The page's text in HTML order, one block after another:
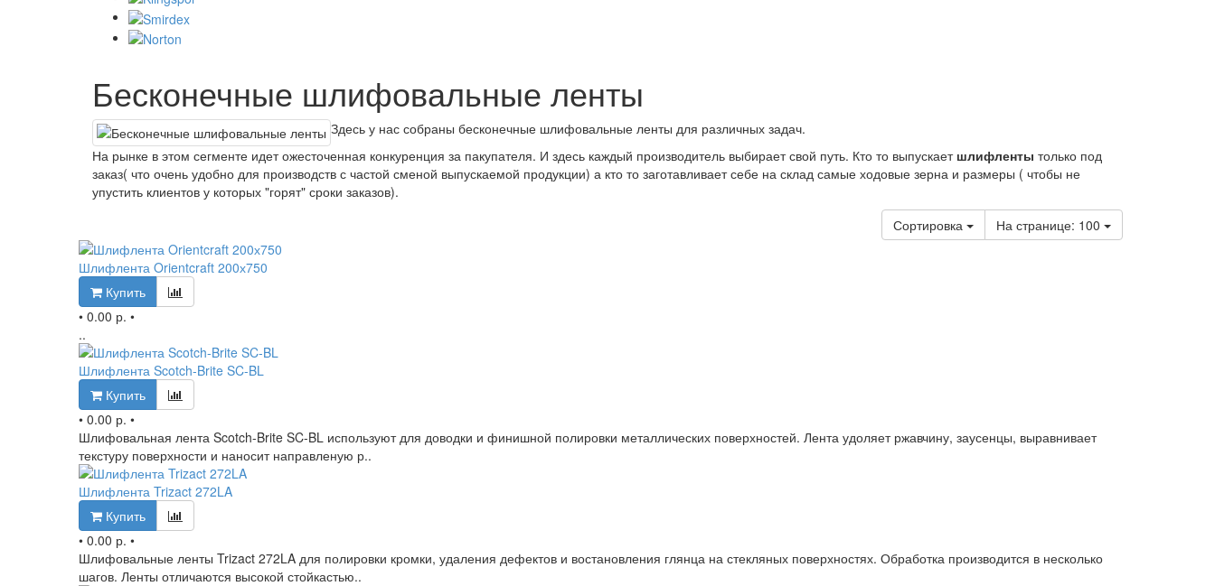
Бесконечные шлифовальные ленты
Здесь у нас собраны бесконечные шлифовальные ленты для различных задач.
На рынке в этом сегменте идет ожесточенная конкуренция за пакупателя. И здесь каждый производитель выбирает свой путь. Кто то выпускает шлифленты только под
заказ( что очень удобно для производств с частой сменой выпускаемой продукции) а кто то заготавливает себе на склад самые ходовые зерна и размеры ( чтобы не
упустить клиентов у которых "горят" сроки заказов).
Сортировка
На странице: 100
Шлифлента Orientcraft 200х750
Купить
• 0.00 р. •
..
Шлифлента Scotch-Brite SC-BL
Купить
• 0.00 р. •
Шлифовальная лента Scotch-Brite SC-BL используют для доводки и финишной полировки металлических поверхностей. Лента удоляет ржавчину, заусенцы, выравнивает
текстуру поверхности и наносит направленую р..
Шлифлента Trizact 272LA
Купить
• 0.00 р. •
Шлифовальные ленты Trizact 272LA для полировки кромки, удаления дефектов и востановления глянца на стекляных поверхностях. Обработка производится в несколько
шагов. Ленты отличаются высокой стойкастью..